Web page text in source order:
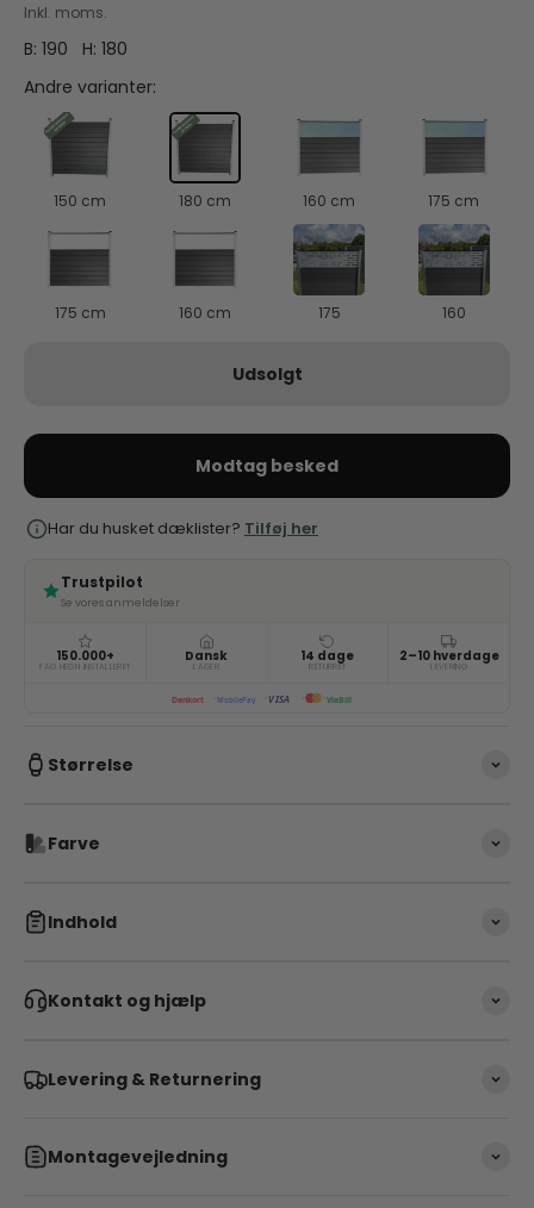
Inkl. moms.
B: 190 H: 180
Andre varianter:
150 cm 180 cm 160 cm 175 cm
175 cm 160 cm 175 160
Udsolgt
Modtag besked
Har du husket dæklister? Tilføj her
Trustpilot
Se vores anmeldelser
150.000+
FAG HEGN INSTALLERET
Dansk
LAGER
14 dage
RETURRET
2–10 hverdage
LEVERING
Dankort MobilePay VISA ViaBill
Størrelse
Farve
Indhold
Kontakt og hjælp
Levering & Returnering
Montagevejledning